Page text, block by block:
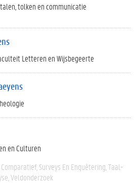
tolken en communicatie
Letteren en Wijsbegeerte
en Culturen
Comparatief Surveys En Enquêtering Taal-
Veldonderzoek